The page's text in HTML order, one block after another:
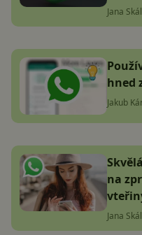
Jana
hned
Jakub
na
Jana